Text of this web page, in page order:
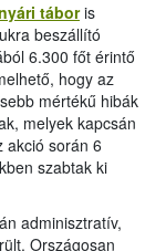
táboris
beszállító
6.300 főt érintő
hogy az
mértékű hibák
melyek kapcsán
akció során 6
szabtak ki
adminisztratív,
Országosan